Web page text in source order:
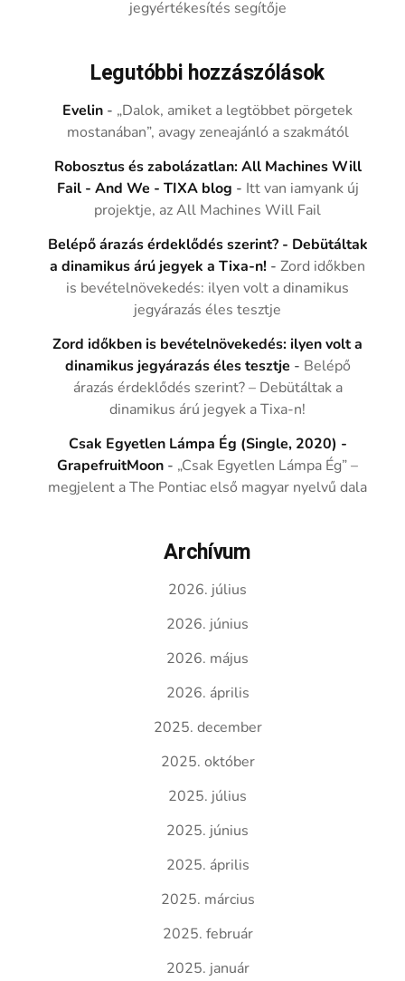
jegyértékesítés segítője
Legutóbbi hozzászólások
Evelin - „Dalok, amiket a legtöbbet pörgetek
mostanában”, avagy zeneajánló a szakmától
Robosztus és zabolázatlan: All Machines Will
Fail - And We - TIXA blog - Itt van iamyank új
projektje, az All Machines Will Fail
Belépő árazás érdeklődés szerint? - Debütáltak
a dinamikus árú jegyek a Tixa-n! -Zord időkben
is bevételnövekedés: ilyen volt a dinamikus
jegyárazás éles tesztje
Zord időkben is bevételnövekedés: ilyen volt a
dinamikus jegyárazás éles tesztje - Belépő
árazás érdeklődés szerint? – Debütáltak a
dinamikus árú jegyek a Tixa-n!
Csak Egyetlen Lámpa Ég (Single, 2020) -
GrapefruitMoon - „Csak Egyetlen Lámpa Ég” –
megjelent a The Pontiac első magyar nyelvű dala
Archívum
2026. július
2026. június
2026. május
2026. április
2025. december
2025. október
2025. július
2025. június
2025. április
2025. március
2025. február
2025. január